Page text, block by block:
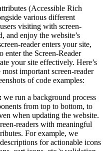
(Accessible Rich
various different
visiting with screen-
and enjoy the website’s
reader enters your site,
enter the Screen-Reader
your site effectively. Here’s
important screen-reader
of code examples:
we run a background process
from top to bottom, to
when updating the website.
readers with meaningful
For example, we
for actionable icons